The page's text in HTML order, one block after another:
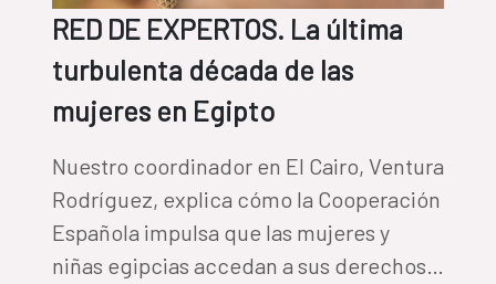
RED DE EXPERTOS. La última
turbulenta década de las
mujeres en Egipto
Nuestro coordinador en El Cairo, Ventura
Rodríguez, explica cómo la Cooperación
Española impulsa que las mujeres y
niñas egipcias accedan a sus derechos